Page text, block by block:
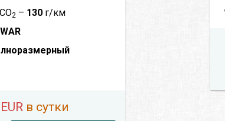
2 – 130 г/км
EUR в сутки